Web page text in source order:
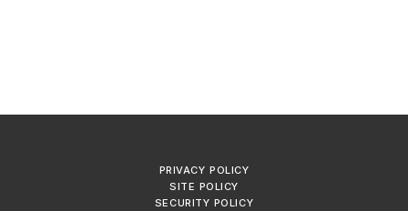
PRIVACY POLICY
SITE POLICY
SECURITY POLICY